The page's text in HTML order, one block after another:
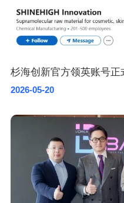
2026-05-20